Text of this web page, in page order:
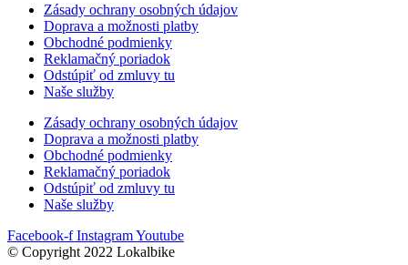
Zásady ochrany osobných údajov
Doprava a možnosti platby
Obchodné podmienky
Reklamačný poriadok
Odstúpiť od zmluvy tu
Naše služby
Zásady ochrany osobných údajov
Doprava a možnosti platby
Obchodné podmienky
Reklamačný poriadok
Odstúpiť od zmluvy tu
Naše služby
Facebook-f InstagramYoutube
© Copyright 2022 Lokalbike